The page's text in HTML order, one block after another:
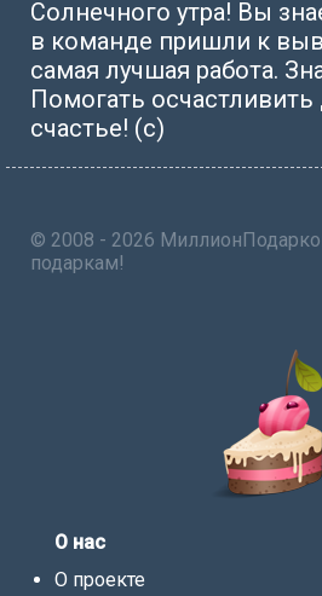
Солнечного утра! Вы
в команде пришли к
самая лучшая работа.
Помогать осчастливить
счастье! (с)
© 2008 - 2026
подаркам!
О нас
О проекте